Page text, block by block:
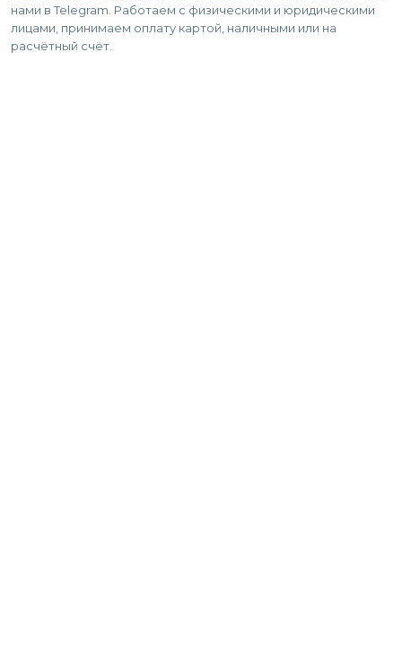
нами в Telegram. Работаем с физическими и юридическими
лицами, принимаем оплату картой, наличными или на
расчётный счёт.